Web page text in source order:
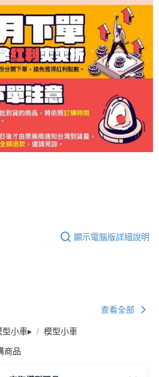
顯示電腦版詳細說明
查看全部
型小車▸ 模型小車
商品